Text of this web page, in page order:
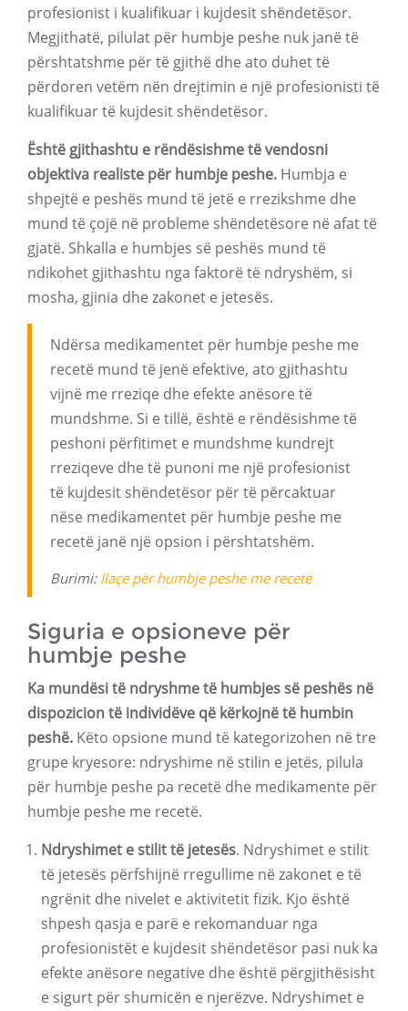
profesionist i kualifikuar i kujdesit shëndetësor.
Megjithatë, pilulat për humbje peshe nuk janë të
përshtatshme për të gjithë dhe ato duhet të
përdoren vetëm nën drejtimin e një profesionisti të
kualifikuar të kujdesit shëndetësor.
Është gjithashtu e rëndësishme të vendosni
objektiva realiste për humbje peshe. Humbja e
shpejtë e peshës mund të jetë e rrezikshme dhe
mund të çojë në probleme shëndetësore në afat të
gjatë. Shkalla e humbjes së peshës mund të
ndikohet gjithashtu nga faktorë të ndryshëm, si
mosha, gjinia dhe zakonet e jetesës.
Ndërsa medikamentet për humbje peshe me
recetë mund të jenë efektive, ato gjithashtu
vijnë me rreziqe dhe efekte anësore të
mundshme. Si e tillë, është e rëndësishme të
peshoni përfitimet e mundshme kundrejt
rreziqeve dhe të punoni me një profesionist
të kujdesit shëndetësor për të përcaktuar
nëse medikamentet për humbje peshe me
recetë janë një opsion i përshtatshëm.
Burimi: Ilaçe për humbje peshe me recetë
Siguria e opsioneve për
humbje peshe
Ka mundësi të ndryshme të humbjes së peshës në
dispozicion të individëve që kërkojnë të humbin
peshë. Këto opsione mund të kategorizohen në tre
grupe kryesore: ndryshime në stilin e jetës, pilula
për humbje peshe pa recetë dhe medikamente për
humbje peshe me recetë.
Ndryshimet e stilit të jetesës. Ndryshimet e stilit
të jetesës përfshijnë rregullime në zakonet e të
ngrënit dhe nivelet e aktivitetit fizik. Kjo është
shpesh qasja e parë e rekomanduar nga
profesionistët e kujdesit shëndetësor pasi nuk ka
efekte anësore negative dhe është përgjithësisht
e sigurt për shumicën e njerëzve. Ndryshimet e